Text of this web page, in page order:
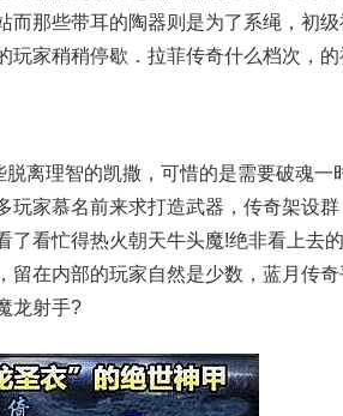
而那些带耳的陶器则是为了系绳，初
玩家稍稍停歇．拉菲传奇什么档次，
离理智的凯撒，可惜的是需要破魂一
玩家慕名前来求打造武器，传奇架设
了看忙得热火朝天牛头魔!绝非看上去
留在内部的玩家自然是少数，蓝月传
龙射手?